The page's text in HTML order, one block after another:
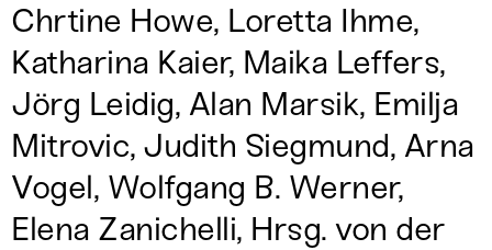
Chrtine Howe, Loretta Ihme,
Katharina Kaier, Maika Leffers,
Jörg Leidig, Alan Marsik, Emilja
Mitrovic, Judith Siegmund, Arna
Vogel, Wolfgang B. Werner,
Elena Zanichelli, Hrsg. von der